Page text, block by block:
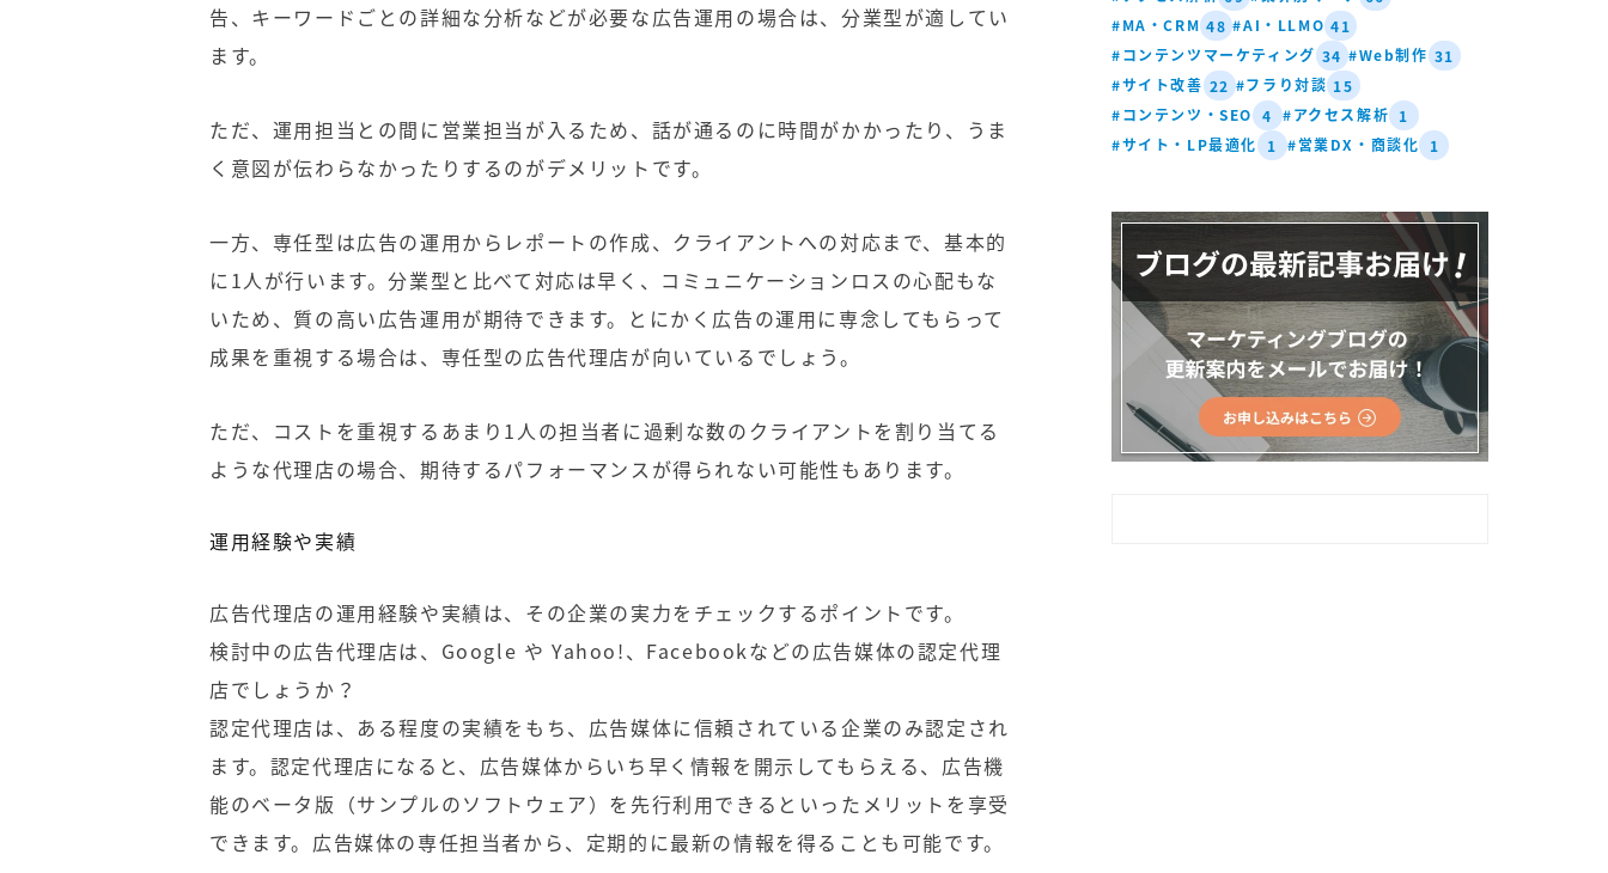
告、キーワードごとの詳細な分析などが必要な広告運用の場合は、分業型が適してい
ます。
ただ、運用担当との間に営業担当が入るため、話が通るのに時間がかかったり、うま
く意図が伝わらなかったりするのがデメリットです。
一方、専任型は広告の運用からレポートの作成、クライアントへの対応まで、基本的
に1人が行います。分業型と比べて対応は早く、コミュニケーションロスの心配もな
いため、質の高い広告運用が期待できます。とにかく広告の運用に専念してもらって
成果を重視する場合は、専任型の広告代理店が向いているでしょう。
ただ、コストを重視するあまり1人の担当者に過剰な数のクライアントを割り当てる
ような代理店の場合、期待するパフォーマンスが得られない可能性もあります。
運用経験や実績
広告代理店の運用経験や実績は、その企業の実力をチェックするポイントです。
検討中の広告代理店は、Google や Yahoo!、Facebookなどの広告媒体の認定代理
店でしょうか？
認定代理店は、ある程度の実績をもち、広告媒体に信頼されている企業のみ認定され
ます。認定代理店になると、広告媒体からいち早く情報を開示してもらえる、広告機
能のベータ版（サンプルのソフトウェア）を先行利用できるといったメリットを享受
できます。広告媒体の専任担当者から、定期的に最新の情報を得ることも可能です。
#MA・CRM 48 #AI・LLMO 41
#コンテンツマーケティング 34 #Web制作 31
#サイト改善 22 #フラり対談 15
#コンテンツ・SEO 4 #アクセス解析 1
#サイト・LP最適化
1 #営業DX・商談化 1